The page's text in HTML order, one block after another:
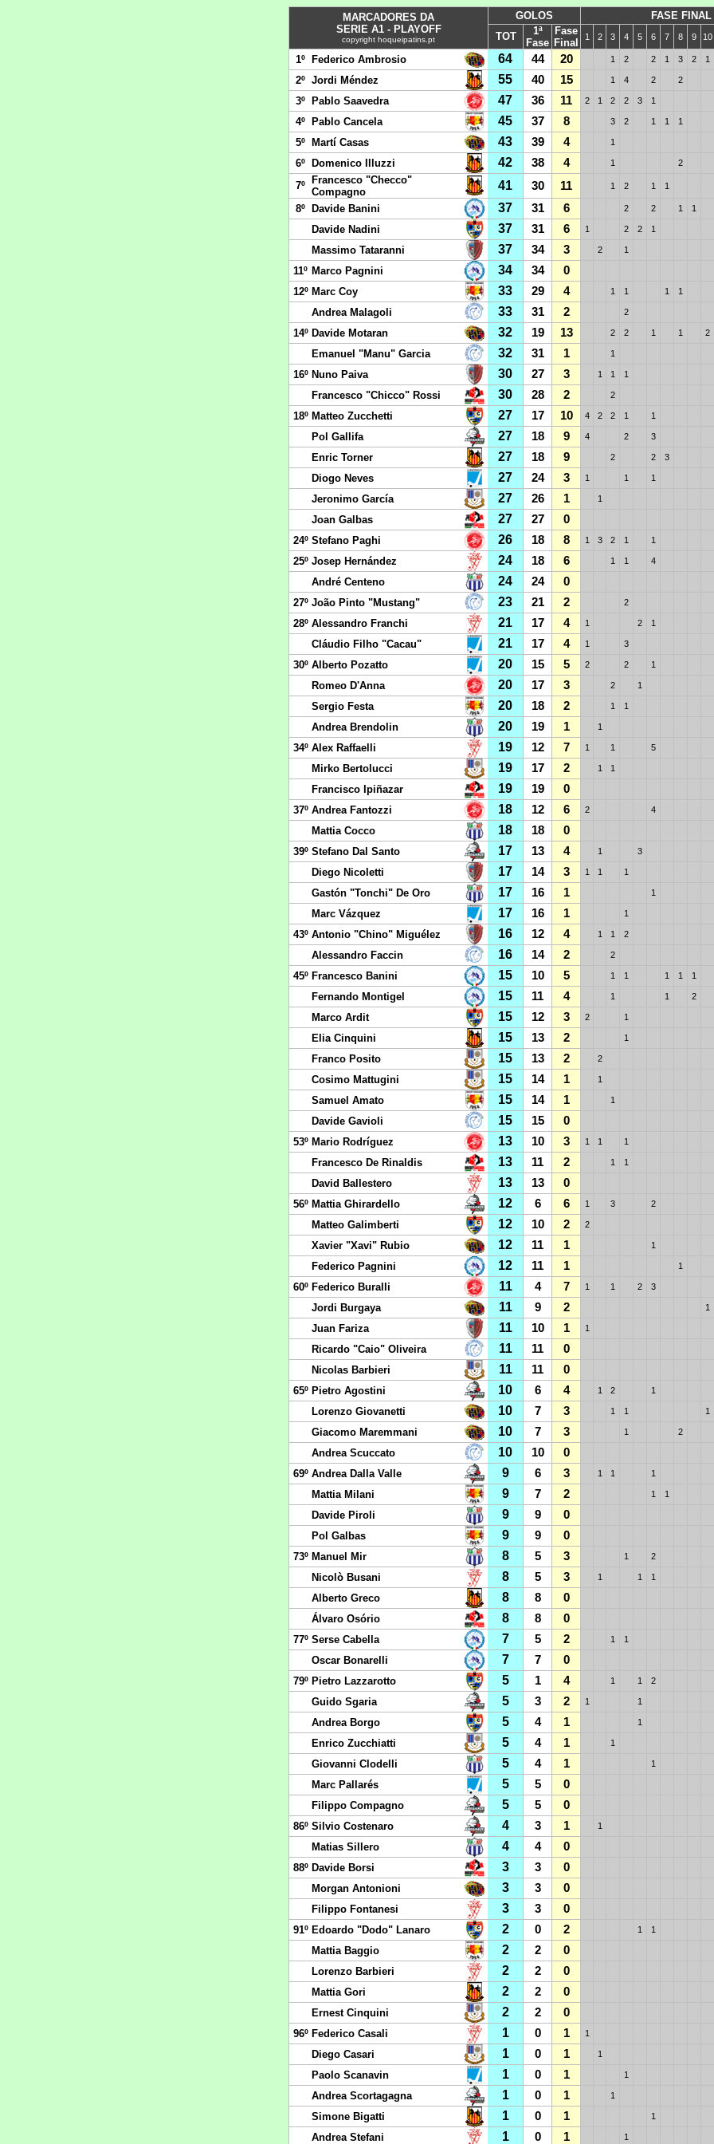
MARCADORES DA
SERIE A1 - PLAYOFF
copyright hoqueipatins.pt
GOLOS
FASE FINAL
TOT
1ª
Fase
Fase
Final
1 2 3 4 5 6 7 8 9 10
1º Federico Ambrosio 64 44 20 1 2 2 1 3 2 1
2º Jordi Méndez 55 40 15 1 4 2 2
3º Pablo Saavedra 47 36 11 2 1 2 2 3 1
4º Pablo Cancela 45 37 8 3 2 1 1 1
5º Martí Casas 43 39 4 1
6º Domenico Illuzzi 42 38 4 1 2
7º
Francesco "Checco"
Compagno
41 30 11 1 2 1 1
8º Davide Banini 37 31 6 2 2 1 1
Davide Nadini 37 31 6 1 2 2 1
Massimo Tataranni 37 34 3 2 1
11º Marco Pagnini 34 34 0
12º Marc Coy 33 29 4 1 1 1 1
Andrea Malagoli 33 31 2 2
14º Davide Motaran 32 19 13 2 2 1 1 2
Emanuel "Manu" Garcia 32 31 1 1
16º Nuno Paiva 30 27 3 1 1 1
Francesco "Chicco" Rossi 30 28 2 2
18º Matteo Zucchetti 27 17 10 4 2 2 1 1
Pol Gallifa 27 18 9 4 2 3
Enric Torner 27 18 9 2 2 3
Diogo Neves 27 24 3 1 1 1
Jeronimo García 27 26 1 1
Joan Galbas 27 27 0
24º Stefano Paghi 26 18 8 1 3 2 1 1
25º Josep Hernández 24 18 6 1 1 4
André Centeno 24 24 0
27º João Pinto "Mustang" 23 21 2 2
28º Alessandro Franchi 21 17 4 1 2 1
Cláudio Filho "Cacau" 21 17 4 1 3
30º Alberto Pozatto 20 15 5 2 2 1
Romeo D'Anna 20 17 3 2 1
Sergio Festa 20 18 2 1 1
Andrea Brendolin 20 19 1 1
34º Alex Raffaelli 19 12 7 1 1 5
Mirko Bertolucci 19 17 2 1 1
Francisco Ipiñazar 19 19 0
37º Andrea Fantozzi 18 12 6 2 4
Mattia Cocco 18 18 0
39º Stefano Dal Santo 17 13 4 1 3
Diego Nicoletti 17 14 3 1 1 1
Gastón "Tonchi" De Oro 17 16 1 1
Marc Vázquez 17 16 1 1
43º Antonio "Chino" Miguélez 16 12 4 1 1 2
Alessandro Faccin 16 14 2 2
45º Francesco Banini 15 10 5 1 1 1 1 1
Fernando Montigel 15 11 4 1 1 2
Marco Ardit 15 12 3 2 1
Elia Cinquini 15 13 2 1
Franco Posito 15 13 2 2
Cosimo Mattugini 15 14 1 1
Samuel Amato 15 14 1 1
Davide Gavioli 15 15 0
53º Mario Rodríguez 13 10 3 1 1 1
Francesco De Rinaldis 13 11 2 1 1
David Ballestero 13 13 0
56º Mattia Ghirardello 12 6 6 1 3 2
Matteo Galimberti 12 10 2 2
Xavier "Xavi" Rubio 12 11 1 1
Federico Pagnini 12 11 1 1
60º Federico Buralli 11 4 7 1 1 2 3
Jordi Burgaya 11 9 2 1
Juan Fariza 11 10 1 1
Ricardo "Caio" Oliveira 11 11 0
Nicolas Barbieri 11 11 0
65º Pietro Agostini 10 6 4 1 2 1
Lorenzo Giovanetti 10 7 3 1 1 1
Giacomo Maremmani 10 7 3 1 2
Andrea Scuccato 10 10 0
69º Andrea Dalla Valle 9 6 3 1 1 1
Mattia Milani 9 7 2 1 1
Davide Piroli 9 9 0
Pol Galbas 9 9 0
73º Manuel Mir 8 5 3 1 2
Nicolò Busani 8 5 3 1 1 1
Alberto Greco 8 8 0
Álvaro Osório 8 8 0
77º Serse Cabella 7 5 2 1 1
Oscar Bonarelli 7 7 0
79º Pietro Lazzarotto 5 1 4 1 1 2
Guido Sgaria 5 3 2 1 1
Andrea Borgo 5 4 1 1
Enrico Zucchiatti 5 4 1 1
Giovanni Clodelli 5 4 1 1
Marc Pallarés 5 5 0
Filippo Compagno 5 5 0
86º Silvio Costenaro 4 3 1 1
Matias Sillero 4 4 0
88º Davide Borsi 3 3 0
Morgan Antonioni 3 3 0
Filippo Fontanesi 3 3 0
91º Edoardo "Dodo" Lanaro 2 0 2 1 1
Mattia Baggio 2 2 0
Lorenzo Barbieri 2 2 0
Mattia Gori 2 2 0
Ernest Cinquini 2 2 0
96º Federico Casali 1 0 1 1
Diego Casari 1 0 1 1
Paolo Scanavin 1 0 1 1
Andrea Scortagagna 1 0 1 1
Simone Bigatti 1 0 1 1
Andrea Stefani 1 0 1 1